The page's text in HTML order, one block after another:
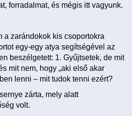
forradalmat, és mégis itt vagyunk.
a zarándokok kis csoportokra
egy-egy atya segítségével az
beszélgetett: 1. Gyűjtsetek, de mit
mit nem, hogy „aki első akar
lenni – mit tudok tenni ezért?
zárta, mely alatt
volt.